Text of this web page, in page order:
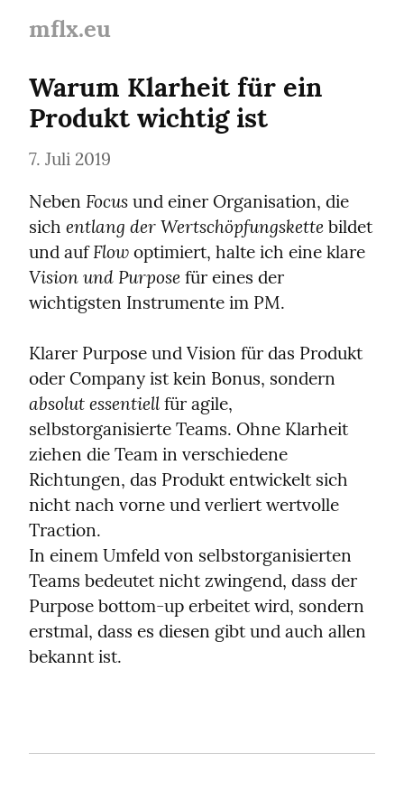
mflx.eu
Warum Klarheit für ein
Produkt wichtig ist
7. Juli 2019
Neben Focus und einer Organisation, die
sich entlang der Wertschöpfungskette bildet
und auf Flow
Vision und Purpose für eines der
wichtigsten Instrumente im PM.
Klarer Purpose und Vision für das Produkt
absolut essentiell für agile,
selbstorganisierte Teams. Ohne Klarheit
ziehen die Team in verschiedene
Richtungen, das Produkt entwickelt sich
nicht nach vorne und verliert wertvolle
Traction.
In einem Umfeld von selbstorganisierten
Teams bedeutet nicht zwingend, dass der
Purpose bottom-up erbeitet wird, sondern
erstmal, dass es diesen gibt und auch allen
bekannt ist.